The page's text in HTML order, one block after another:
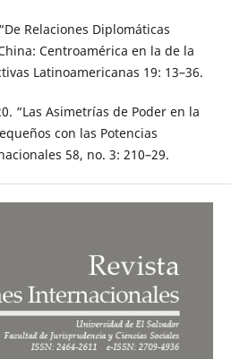
Relaciones Diplomáticas
Centroamérica en la de la
Latinoamericanas 19: 13–36.
“Las Asimetrías de Poder en la
con las Potencias
58, no. 3: 210–29.